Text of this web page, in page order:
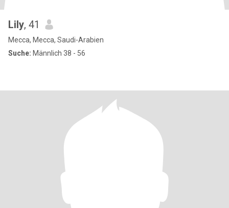
Lily, 41
Mecca, Mecca, Saudi-Arabien
Suche: Männlich 38 - 56